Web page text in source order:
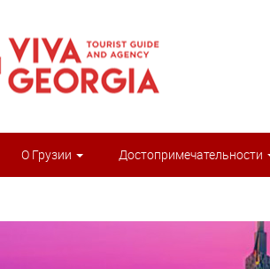
О Грузии Достопримечательности